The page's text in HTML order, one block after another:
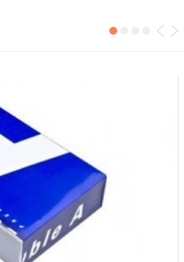
ADD TO CART